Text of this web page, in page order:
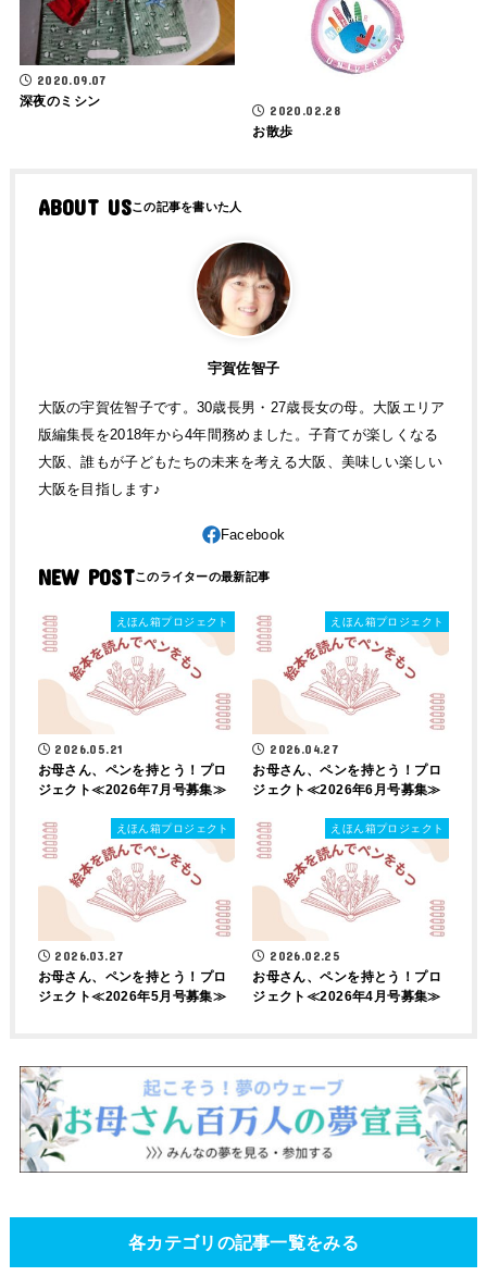
2020.09.07
深夜のミシン
2020.02.28
お散歩
ABOUT US
宇賀佐智子
大阪の宇賀佐智子です。30歳長男・27歳長女の母。大阪エリア
版編集長を2018年から4年間務めました。子育てが楽しくなる
大阪、誰もが子どもたちの未来を考える大阪、美味しい楽しい
大阪を目指します♪
NEW POST
えほん箱プロジェクト
2026.05.21
お母さん、ペンを持とう！プロ
ジェクト≪2026年7月号募集≫
えほん箱プロジェクト
2026.04.27
お母さん、ペンを持とう！プロ
ジェクト≪2026年6月号募集≫
えほん箱プロジェクト
2026.03.27
お母さん、ペンを持とう！プロ
ジェクト≪2026年5月号募集≫
えほん箱プロジェクト
2026.02.25
お母さん、ペンを持とう！プロ
ジェクト≪2026年4月号募集≫
各カテゴリの記事一覧をみる